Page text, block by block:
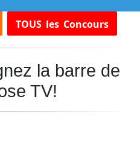
TOUS les Concours
la barre de
TV!